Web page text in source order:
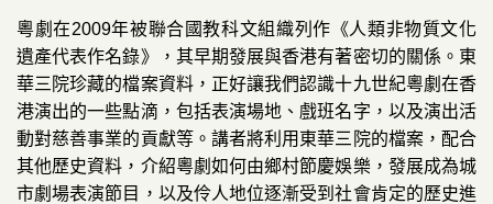
粵劇在2009年被聯合國教科文組織列作《人類非物質文化
遺產代表作名錄》，其早期發展與香港有著密切的關係。東
華三院珍藏的檔案資料，正好讓我們認識十九世紀粵劇在香
港演出的一些點滴，包括表演場地、戲班名字，以及演出活
動對慈善事業的貢獻等。講者將利用東華三院的檔案，配合
其他歷史資料，介紹粵劇如何由鄉村節慶娛樂，發展成為城
市劇場表演節目，以及伶人地位逐漸受到社會肯定的歷史進